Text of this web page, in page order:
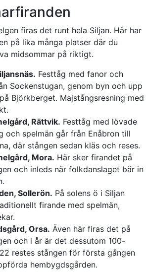
firas det runt hela Siljan. Här har
på lika många platser där du
midsommar på riktigt.
Festtåg med fanor och
Sockenstugan, genom byn och upp
Björkberget. Majstångsresning med
Rättvik. Festtåg med lövade
och spelmän går från Enåbron till
där stången sedan kläs och reses.
Mora. Här sker firandet på
och inleds när folkdanslaget bär in
Sollerön. På solens ö i Siljan
firande med spelmän,
Orsa. Även här firas det på
och i år är det dessutom 100-
restes stången för första gången
hembygdsgården.